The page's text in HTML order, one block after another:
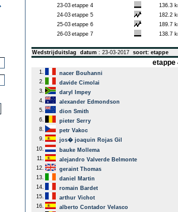
23-03 etappe 4
136.3
24-03 etappe 5
182.2
25-03 etappe 6
189.7
26-03 etappe 7 138.7
Wedstrijduitslag datum : 23-03-2017 soort: etappe
etappe
1.
nacer Bouhanni
2.
davide Cimolai
3.
daryl Impey
4.
alexander Edmondson
5.
dion Smith
6.
pieter Serry
8.
petr Vakoc
9.
jos� joaquin Rojas Gil
10.
bauke Mollema
11.
alejandro Valverde Belmonte
12.
geraint Thomas
13.
daniel Martin
14.
romain Bardet
15.
arthur Vichot
16.
alberto Contador Velasco